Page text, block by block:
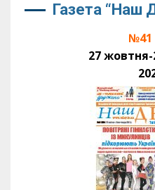
Газета “Наш
№41
27